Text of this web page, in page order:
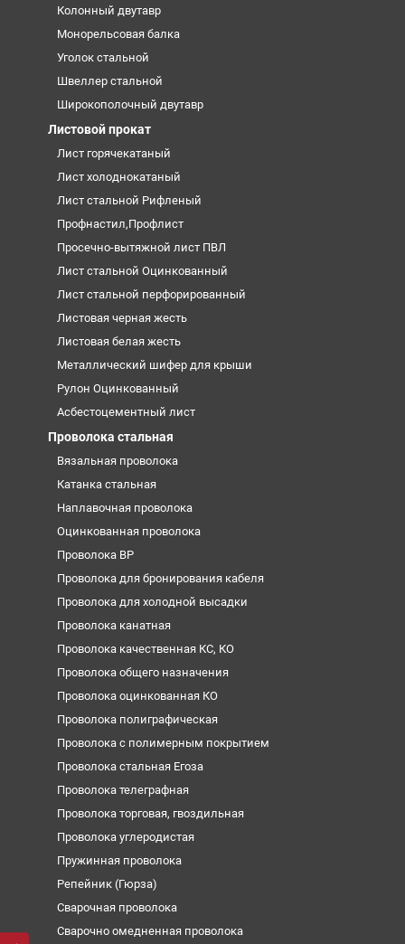
Колонный двутавр
Монорельсовая балка
Уголок стальной
Швеллер стальной
Широкополочный двутавр
Листовой прокат
Лист горячекатаный
Лист холоднокатаный
Лист стальной Рифленый
Профнастил,Профлист
Просечно-вытяжной лист ПВЛ
Лист стальной Оцинкованный
Лист стальной перфорированный
Листовая черная жесть
Листовая белая жесть
Металлический шифер для крыши
Рулон Оцинкованный
Асбестоцементный лист
Проволока стальная
Вязальная проволока
Катанка стальная
Наплавочная проволока
Оцинкованная проволока
Проволока ВР
Проволока для бронирования кабеля
Проволока для холодной высадки
Проволока канатная
Проволока качественная КС, КО
Проволока общего назначения
Проволока оцинкованная КО
Проволока полиграфическая
Проволока с полимерным покрытием
Проволока стальная Егоза
Проволока телеграфная
Проволока торговая, гвоздильная
Проволока углеродистая
Пружинная проволока
Репейник (Гюрза)
Сварочная проволока
Сварочно омедненная проволока